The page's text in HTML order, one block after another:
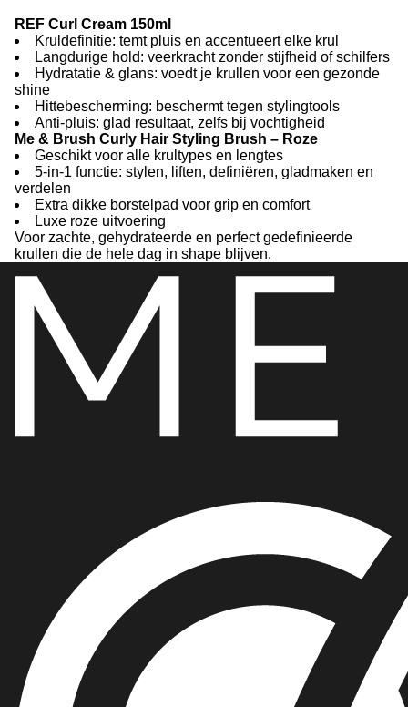
REF Curl Cream 150ml
Kruldefinitie: temt pluis en accentueert elke krul
Langdurige hold: veerkracht zonder stijfheid of schilfers
Hydratatie & glans: voedt je krullen voor een gezonde
shine
Hittebescherming: beschermt tegen stylingtools
Anti-pluis: glad resultaat, zelfs bij vochtigheid
Me & Brush Curly Hair Styling Brush – Roze
Geschikt voor alle krultypes en lengtes
5-in-1 functie: stylen, liften, definiëren, gladmaken en
verdelen
Extra dikke borstelpad voor grip en comfort
Luxe roze uitvoering
Voor zachte, gehydrateerde en perfect gedefinieerde
krullen die de hele dag in shape blijven.